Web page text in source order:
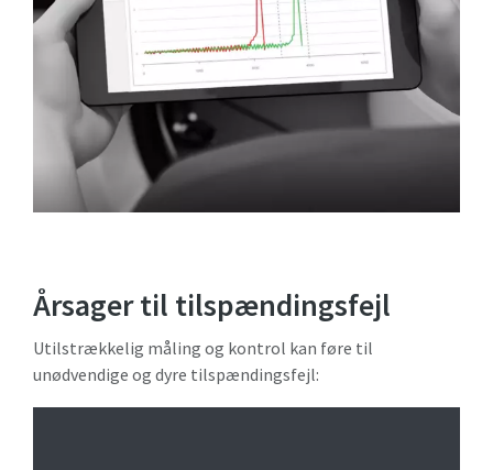
Årsager til tilspændingsfejl
Utilstrækkelig måling og kontrol kan føre til
unødvendige og dyre tilspændingsfejl: